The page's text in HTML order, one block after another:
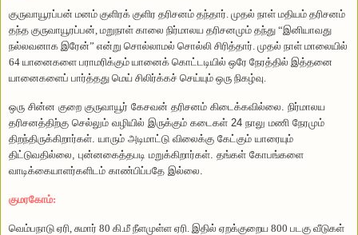
குருவாயூரப்பன் மனம் குளிரக் குளிர தரிசனம் தந்தார். முதல் நாள் மதியம் தரிசனம்
தந்த குருவாயூரப்பன், மறுநாள் காலை நிர்மாலய தரிசனமும் தந்து “இனியாவது
நல்லவனாக இரேன்” என்று சொல்லாமல் சொல்லி சிரித்தார். முதல் நாள் மாலையில்
64 யானைகளை பராமரிக்கும் யானைக் கொட்டடியில் ஒரே நேரத்தில் இத்தனை
யானைகளைப் பார்த்தது மெய் சிலிர்க்கச் செய்யும் ஒரு நிகழ்வு.
ஒரு சின்ன குறை குருவாயூர் கேசவன் தரிசனம் கிடைக்கவில்லை. நிர்மாலய
தரிசனத்திற்கு செல்லும் வழியில் இருக்கும் கடைகள் 24 நாலு மணி நேரமும்
திறந்திருக்கிறார்கள். யாரும் அடிமாட்டு விலைக்கு கேட்கும் யாரையும்
திட்டுவதில்லை, புன்னகைத்தபடி மறுக்கிறார்கள். தங்கள் கோபங்களை
வாடிக்கையாளர்களிடம் காண்பிப்பதே இல்லை.
குமரகோம்:
வெம்பநாடு ஏரி, சுமார் 80 கி.மீ நீளமுள்ள ஏரி. இதில் ஏறக்குறைய 800 படகு வீடுகள்